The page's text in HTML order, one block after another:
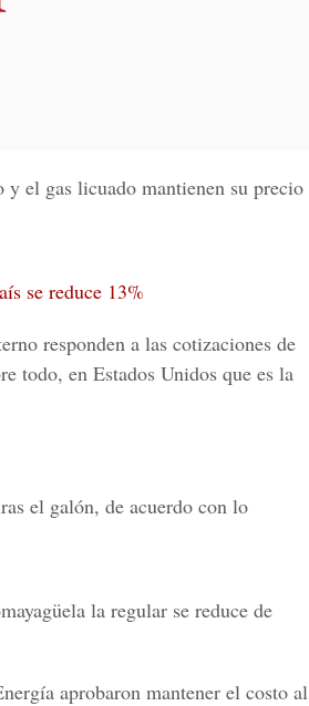
y el gas licuado mantienen su precio
se reduce 13%
responden a las cotizaciones de
todo, en Estados Unidos que es la
el galón, de acuerdo con lo
la regular se reduce de
aprobaron mantener el costo al